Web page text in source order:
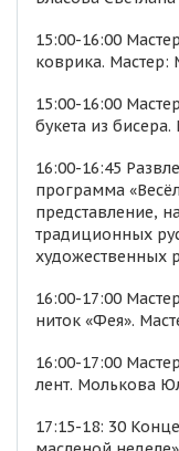
15:00-16:00
коврика. Мастер:
15:00-16:00
букета из
16:00-16:45
программа
представление,
традиционных
художественных
16:00-17:00
ниток «Фея».
16:00-17:00
лент. Молькова
17:15-18: 30